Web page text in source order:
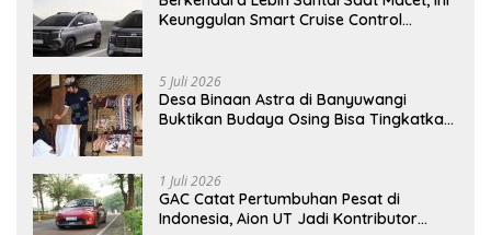
Keunggulan Smart Cruise Control
5 Juli 2026
Desa Binaan Astra di Banyuwangi
Buktikan Budaya Osing Bisa Tingkatkan
1 Juli 2026
GAC Catat Pertumbuhan Pesat di
Indonesia, Aion UT Jadi Kontributor